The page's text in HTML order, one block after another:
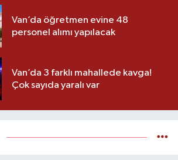
Van’da öğretmen evine 48
personel alımı yapılacak
Van’da 3 farklı mahallede kavga!
Çok sayıda yaralı var